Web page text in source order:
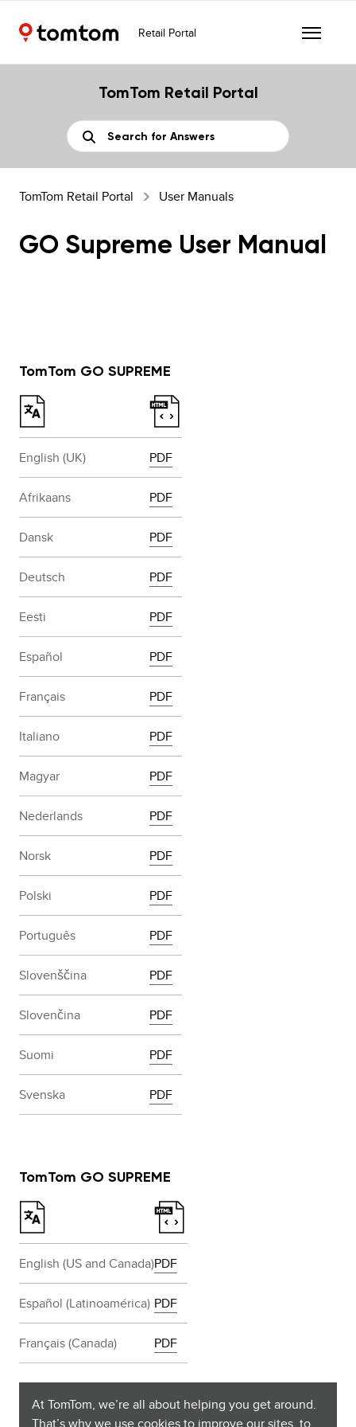
Retail Portal
At TomTom, we’re all about helping you get around.
TomTom Retail Portal
TomTom Retail Portal User Manuals
GO Supreme User Manual
TomTom GO SUPREME
English (UK) PDF
Afrikaans PDF
Dansk PDF
Deutsch PDF
Eesti PDF
Español PDF
Français PDF
Italiano PDF
Magyar PDF
Nederlands PDF
Norsk PDF
Polski PDF
Português PDF
Slovenščina PDF
Slovenčina PDF
Suomi PDF
Svenska PDF
TomTom GO SUPREME
English (US and Canada)PDF
Español (Latinoamérica) PDF
Français (Canada) PDF